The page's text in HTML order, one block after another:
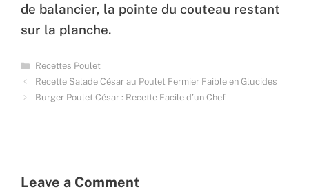
de balancier, la pointe du couteau restant
sur la planche.
Categories
Recettes Poulet
Recette Salade César au Poulet Fermier Faible en Glucides
Burger Poulet César : Recette Facile d’un Chef
Leave a Comment